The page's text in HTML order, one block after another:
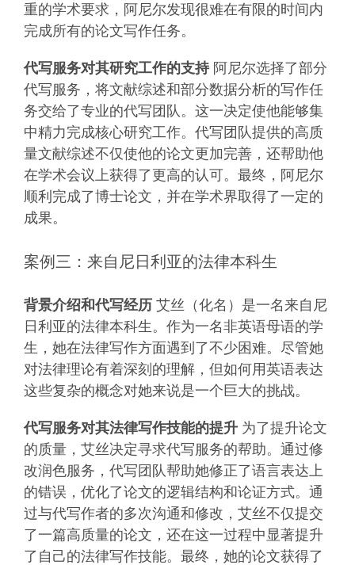
重的学术要求，阿尼尔发现很难在有限的时间内
完成所有的论文写作任务。
代写服务对其研究工作的支持阿尼尔选择了部分
代写服务，将文献综述和部分数据分析的写作任
务交给了专业的代写团队。这一决定使他能够集
中精力完成核心研究工作。代写团队提供的高质
量文献综述不仅使他的论文更加完善，还帮助他
在学术会议上获得了更高的认可。最终，阿尼尔
顺利完成了博士论文，并在学术界取得了一定的
成果。
案例三：来自尼日利亚的法律本科生
背景介绍和代写经历 艾丝（化名）是一名来自尼
日利亚的法律本科生。作为一名非英语母语的学
生，她在法律写作方面遇到了不少困难。尽管她
对法律理论有着深刻的理解，但如何用英语表达
这些复杂的概念对她来说是一个巨大的挑战。
代写服务对其法律写作技能的提升 为了提升论文
的质量，艾丝决定寻求代写服务的帮助。通过修
改润色服务，代写团队帮助她修正了语言表达上
的错误，优化了论文的逻辑结构和论证方式。通
过与代写作者的多次沟通和修改，艾丝不仅提交
了一篇高质量的论文，还在这一过程中显著提升
了自己的法律写作技能。最终，她的论文获得了